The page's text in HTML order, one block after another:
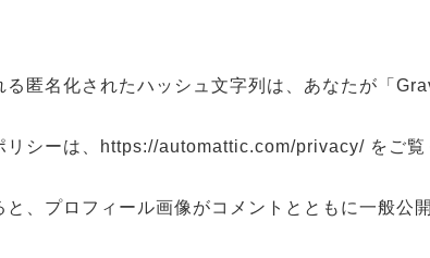
る匿名化されたハッシュ文字列は、あなたが「
リシーは、https://automattic.com/privacy/ をご覧
、プロフィール画像がコメントとともに一般公